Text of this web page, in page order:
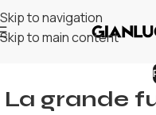
Skip to navigation
Skip to main content
La grande